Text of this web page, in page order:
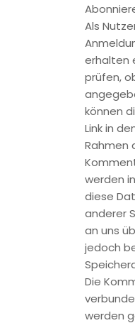
die volle IP-Adresse an
übertragen und dort
dieser Website wird
um Ihre Nutzung der
über die
weitere mit der
verbundene
Websitebetreiber zu
Analytics von Ihrem
nicht mit anderen Daten
Sie können die
entsprechende
verhindern; wir weisen
diesem Fall
dieser Website
können darüber hinaus
erzeugten und auf Ihre
Daten (inkl. Ihrer IP-